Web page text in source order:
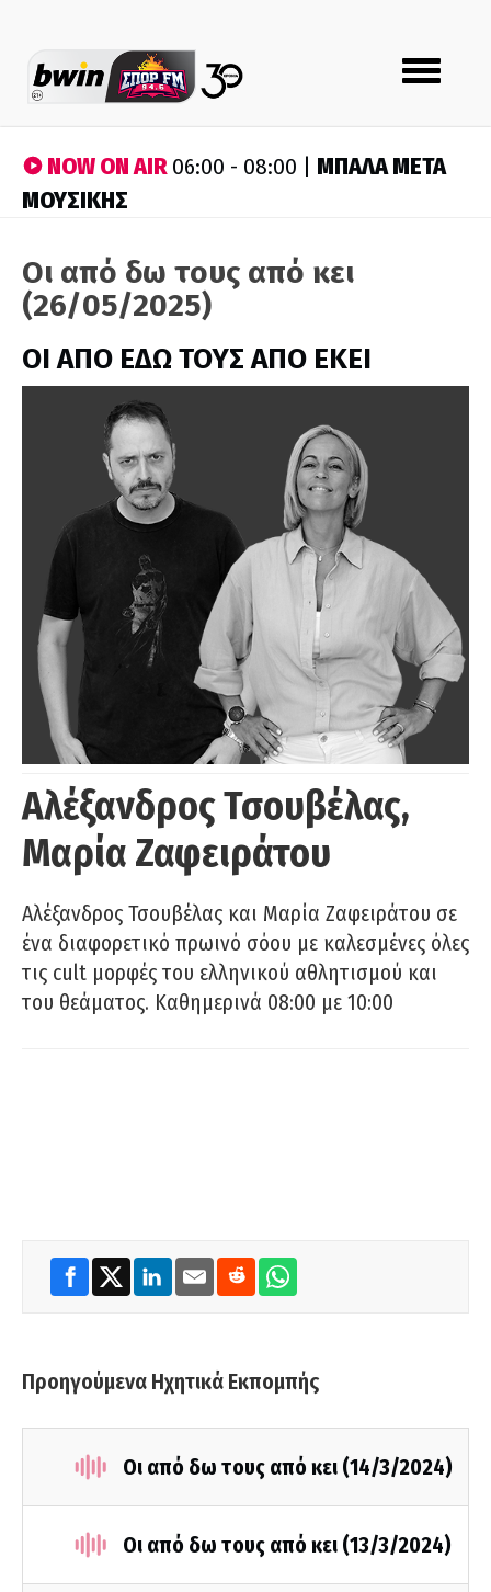
Toggle
navigation
NOW ON AIR06:00 - 08:00 | ΜΠΑΛΑ ΜΕΤΑ
ΜΟΥΣΙΚΗΣ
Οι από δω τους από κει
(26/05/2025)
ΟΙ ΑΠΟ ΕΔΩ ΤΟΥΣ ΑΠΟ ΕΚΕΙ
Αλέξανδρος Τσουβέλας,
Μαρία Ζαφειράτου
Αλέξανδρος Τσουβέλας και Μαρία Ζαφειράτου σε
ένα διαφορετικό πρωινό σόου με καλεσμένες όλες
τις cult μορφές του ελληνικού αθλητισμού και
του θεάματος. Καθημερινά 08:00 με 10:00
Προηγούμενα Ηχητικά Εκπομπής
Οι από δω τους από κει (14/3/2024)
Οι από δω τους από κει (13/3/2024)